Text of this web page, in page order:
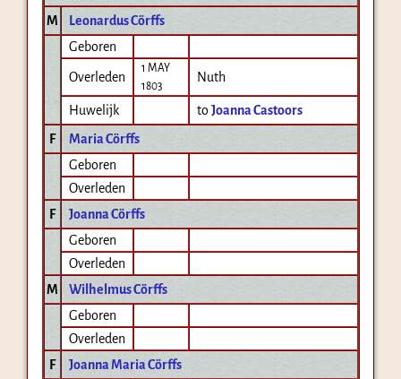
M
Leonardus Cörffs
Geboren
Overleden
1 MAY
1803
Nuth
Huwelijk toJoanna Castoors
F
Maria Cörffs
Geboren
Overleden
F
Joanna Cörffs
Geboren
Overleden
M
Wilhelmus Cörffs
Geboren
Overleden
F
Joanna Maria Cörffs